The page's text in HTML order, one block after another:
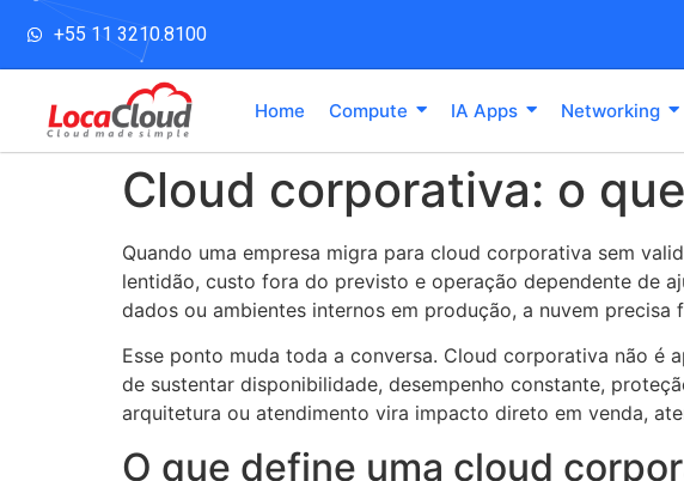
+55 11 3210.8100
Home Compute IA Apps Networking
Cloud corporativa: o
Quando uma empresa migra para cloud corporativa sem
lentidão, custo fora do previsto e operação dependente de
dados ou ambientes internos em produção, a nuvem
Esse ponto muda toda a conversa. Cloud corporativa não é
de sustentar disponibilidade, desempenho constante,
arquitetura ou atendimento vira impacto direto em venda,
O que define uma cloud